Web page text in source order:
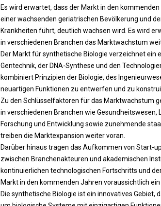
Es wird erwartet, dass der Markt in den
einer wachsenden geriatrischen Bevölkerung und
Krankheiten führt, deutlich wachsen wird. Es wird
in verschiedenen Branchen das Marktwachstum
Der Markt für synthetische Biologie verzeichnet ein
Gentechnik, der DNA-Synthese und den
kombiniert Prinzipien der Biologie, des
neuartigen Funktionen zu entwerfen und zu
Zu den Schlüsselfaktoren für das Marktwachstum
in verschiedenen Branchen wie
Forschung und Entwicklung sowie zunehmende
treiben die Marktexpansion weiter voran.
Darüber hinaus tragen das Aufkommen von Start-
zwischen Branchenakteuren und akademischen
kontinuierlichen technologischen Fortschritts und
Markt in den kommenden Jahren voraussichtlich
Die synthetische Biologie ist ein innovatives